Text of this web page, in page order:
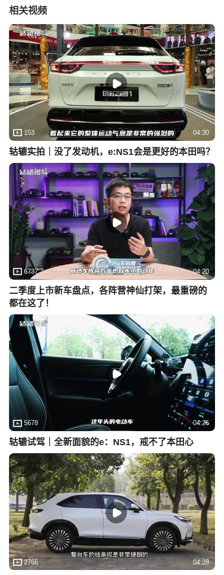
相关视频
153 04:30
轱辘实拍｜没了发动机，e:NS1会是更好的本田吗？
6737 04:20
二季度上市新车盘点，各阵营神仙打架，最重磅的
都在这了！
5678 04:26
轱辘试驾｜全新面貌的e：NS1，戒不了本田心
2766 04:28